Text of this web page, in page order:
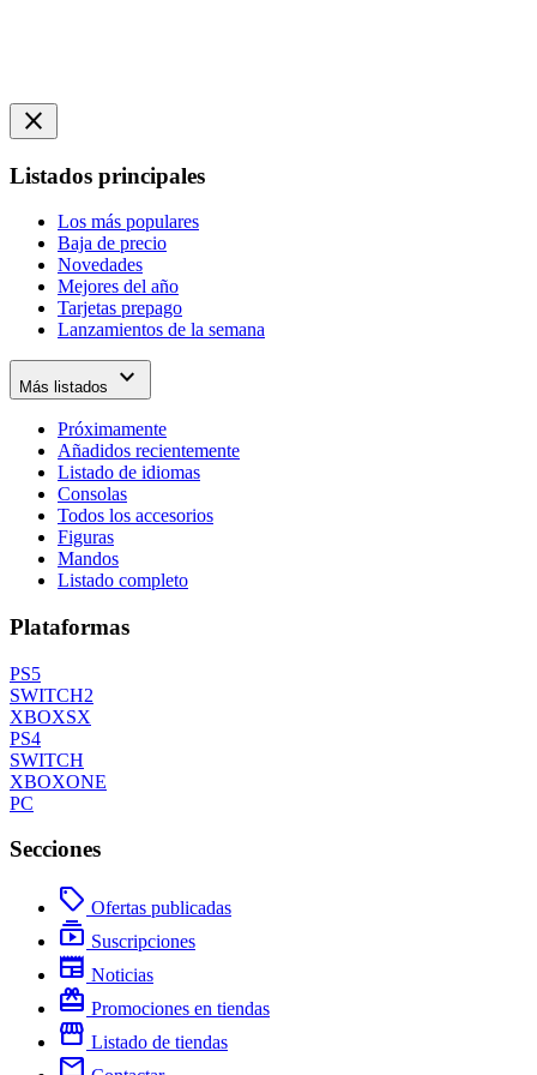
close
Listados principales
Los más populares
Baja de precio
Novedades
Mejores del año
Tarjetas prepago
Lanzamientos de la semana
Más listados expand_more
Próximamente
Añadidos recientemente
Listado de idiomas
Consolas
Todos los accesorios
Figuras
Mandos
Listado completo
Plataformas
PS5
SWITCH2
XBOXSX
PS4
SWITCH
XBOXONE
PC
Secciones
local_offer Ofertas publicadas
subscriptions Suscripciones
newspaper Noticias
redeem Promociones en tiendas
storefront Listado de tiendas
mail